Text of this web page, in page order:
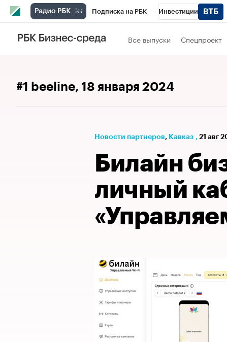
Подписка на РБК Инвестиции
РБК Вино Все выпуски Спецпроект
#1 beeline, 18 января 2024
Новости партнеров⁠, Кавказ , 21 авг
Билайн
личный